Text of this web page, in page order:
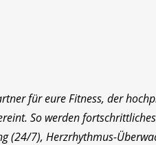
für eure Fitness, der
So werden
(24/7), Herzrhythmus-